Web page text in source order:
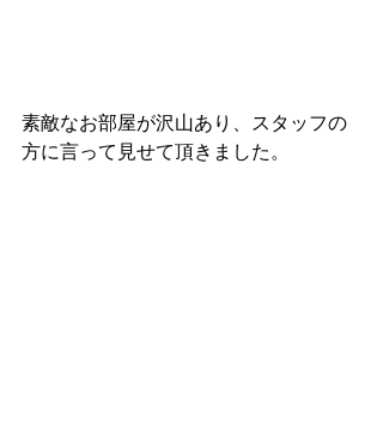
素敵なお部屋が沢山あり、スタッフの
方に言って見せて頂きました。